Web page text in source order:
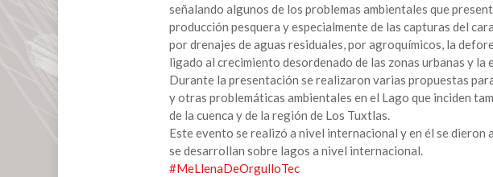
señalando algunos de los problemas ambientales que
producción pesquera y especialmente de las capturas del
por drenajes de aguas residuales, por agroquímicos, la
ligado al crecimiento desordenado de las zonas urbanas y
Durante la presentación se realizaron varias propuestas
y otras problemáticas ambientales en el Lago que inciden
de la cuenca y de la región de Los Tuxtlas.
Este evento se realizó a nivel internacional y en él se
se desarrollan sobre lagos a nivel internacional.
#MeLlenaDeOrgulloTec